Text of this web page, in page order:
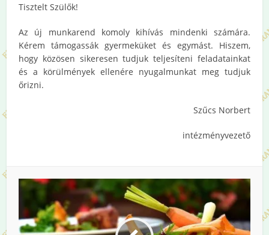
Tisztelt Szülők!
Az új munkarend komoly kihívás mindenki számára.
Kérem támogassák gyermeküket és egymást. Hiszem,
hogy közösen sikeresen tudjuk teljesíteni feladatainkat
és a körülmények ellenére nyugalmunkat meg tudjuk
őrizni.
Szűcs Norbert
intézményvezető